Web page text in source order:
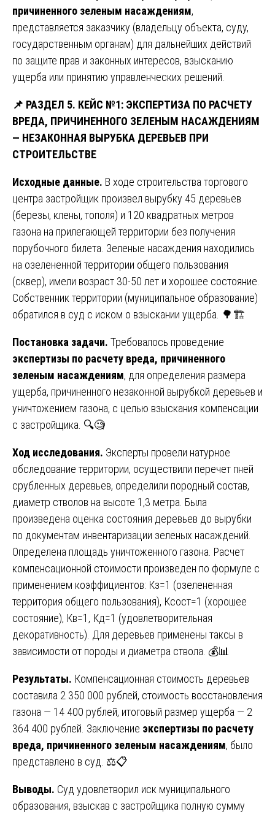
причиненного зеленым насаждениям,
представляется заказчику (владельцу объекта, суду,
государственным органам) для дальнейших действий
по защите прав и законных интересов, взысканию
ущерба или принятию управленческих решений.
📌 РАЗДЕЛ 5. КЕЙС №1: ЭКСПЕРТИЗА ПО РАСЧЕТУ
ВРЕДА, ПРИЧИНЕННОГО ЗЕЛЕНЫМ НАСАЖДЕНИЯМ
— НЕЗАКОННАЯ ВЫРУБКА ДЕРЕВЬЕВ ПРИ
СТРОИТЕЛЬСТВЕ
Исходные данные. В ходе строительства торгового
центра застройщик произвел вырубку 45 деревьев
(березы, клены, тополя) и 120 квадратных метров
газона на прилегающей территории без получения
порубочного билета. Зеленые насаждения находились
на озелененной территории общего пользования
(сквер), имели возраст 30-50 лет и хорошее состояние.
Собственник территории (муниципальное образование)
обратился в суд с иском о взыскании ущерба. 🌳🏗️
Постановка задачи. Требовалось проведение
экспертизы по расчету вреда, причиненного
зеленым насаждениям, для определения размера
ущерба, причиненного незаконной вырубкой деревьев и
уничтожением газона, с целью взыскания компенсации
с застройщика. 🔍🧐
Ход исследования. Эксперты провели натурное
обследование территории, осуществили перечет пней
срубленных деревьев, определили породный состав,
диаметр стволов на высоте 1,3 метра. Была
произведена оценка состояния деревьев до вырубки
по документам инвентаризации зеленых насаждений.
Определена площадь уничтоженного газона. Расчет
компенсационной стоимости произведен по формуле с
применением коэффициентов: Кз=1 (озелененная
территория общего пользования), Ксост=1 (хорошее
состояние), Кв=1, Кд=1 (удовлетворительная
декоративность). Для деревьев применены таксы в
зависимости от породы и диаметра ствола. 💰📊
Результаты. Компенсационная стоимость деревьев
составила 2 350 000 рублей, стоимость восстановления
газона — 14 400 рублей, итоговый размер ущерба — 2
364 400 рублей. Заключение экспертизы по расчету
вреда, причиненного зеленым насаждениям, было
представлено в суд. ⚖️📋
Выводы. Суд удовлетворил иск муниципального
образования, взыскав с застройщика полную сумму